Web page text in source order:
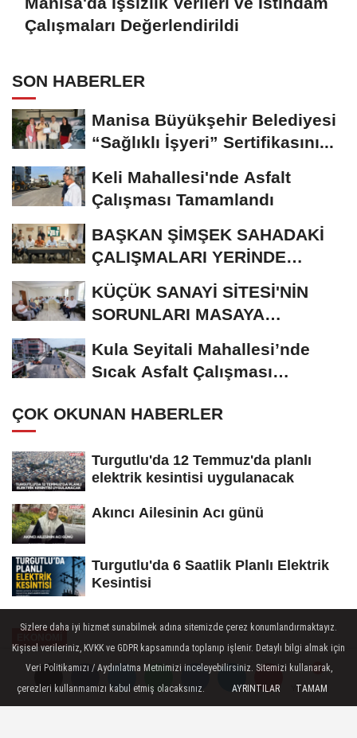
Yorumlar
Çalışmaları Değerlendirildi
SON HABERLER
Manisa Büyükşehir Belediyesi
“Sağlıklı İşyeri” Sertifikasını...
Keli Mahallesi'nde Asfalt
Çalışması Tamamlandı
BAŞKAN ŞİMŞEK SAHADAKİ
ÇALIŞMALARI YERİNDE
İNCELEDİ
KÜÇÜK SANAYİ SİTESİ'NİN
SORUNLARI MASAYA
Kula Seyitali Mahallesi’nde
Sıcak Asfalt Çalışması
ÇOK OKUNAN HABERLER
Turgutlu'da 12 Temmuz'da planlı
elektrik kesintisi uygulanacak
Akıncı Ailesinin Acı günü
Turgutlu'da 6 Saatlik Planlı Elektrik
Kesintisi
Yayınlanma: 17 Ağustos 2025 - 08:46
Gelenbe için Dünya Bankası
Yorumlar
Sizlere daha iyi hizmet sunabilmek adına sitemizde çerez konumlandırmaktayız.
Kişisel verileriniz, KVKK ve GDPR kapsamında toplanıp işlenir. Detaylı bilgi almak için
Veri Politikamızı / Aydınlatma Metnimizi inceleyebilirsiniz. Sitemizi kullanarak,
çerezleri kullanmamızı kabul etmiş olacaksınız.
AYRINTILAR TAMAM